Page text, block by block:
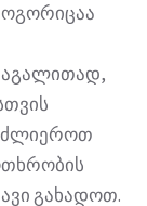
გახადოთ.